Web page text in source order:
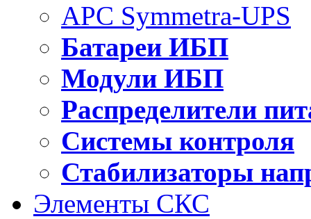
APC Symmetra-UPS
Батареи ИБП
Модули ИБП
Распределители
Системы контроля
Стабилизаторы
Элементы СКС